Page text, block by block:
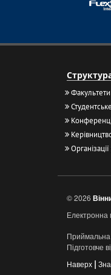
© 2026
Приймальна
Підготовче
Наверх |